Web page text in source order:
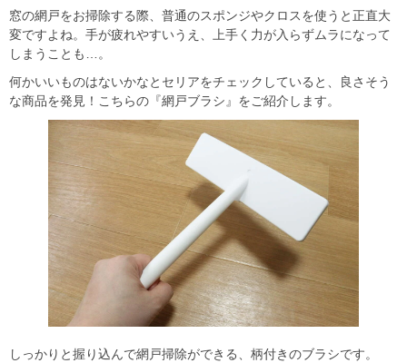
窓の網戸をお掃除する際、普通のスポンジやクロスを使うと正直大
変ですよね。手が疲れやすいうえ、上手く力が入らずムラになって
しまうことも…。
何かいいものはないかなとセリアをチェックしていると、良さそう
な商品を発見！こちらの『網戸ブラシ』をご紹介します。
しっかりと握り込んで網戸掃除ができる、柄付きのブラシです。